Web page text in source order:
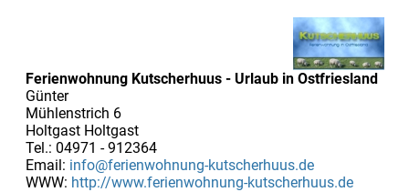
Ferienwohnung Kutscherhuus - Urlaub in Ostfriesland
Günter
Mühlenstrich 6
Holtgast Holtgast
Tel.: 04971 - 912364
Email: info@ferienwohnung-kutscherhuus.de
WWW: http://www.ferienwohnung-kutscherhuus.de